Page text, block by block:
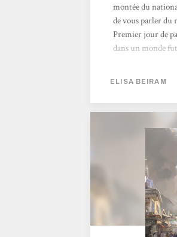
montée du
de vous parler du
Premier jour de
dans un monde
lourds comme la
coup de
pandémies, Elisa
écriture de SF
d’espoirs sur les
ELISA BEIRAM